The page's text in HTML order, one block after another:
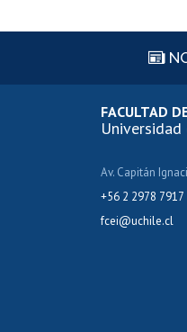
FACULTAD
Universidad
Av. Capitán
+56 2 2978 7917
fcei@uchile.cl